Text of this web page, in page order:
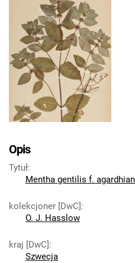
Opis
Tytuł:
Mentha gentilis f.
kolekcjoner [DwC]:
O. J. Hasslow
kraj [DwC]:
Szwecja